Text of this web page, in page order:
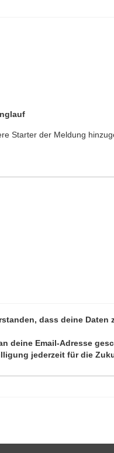
Starter der Meldung
dass deine
deine Email-Adresse
jederzeit für die